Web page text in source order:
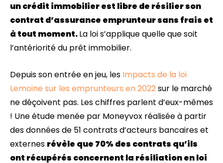
un crédit immobilier est libre de résilier son
contrat d’assurance emprunteur sans frais et
à tout moment.La loi s’applique quelle que soit
l’antériorité du prêt immobilier.
Depuis son entrée en jeu, les Impacts de la loi
Lemoine sur les emprunteurs en 2022sur le marché
ne déçoivent pas. Les chiffres parlent d’eux-mêmes
! Une étude menée par Moneyvox réalisée à partir
des données de 51 contrats d’acteurs bancaires et
externes révèle que 70% des contrats qu’ils
ont récupérés concernent la résiliation en loi